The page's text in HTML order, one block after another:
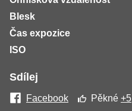
Blesk
Čas expozice
ISO
Sdílej
Facebook Pěkné+5